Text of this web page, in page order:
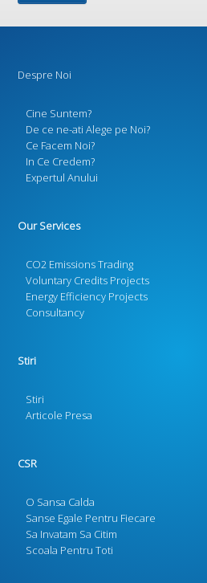
Despre Noi
Cine Suntem?
De ce ne-ati Alege pe Noi?
Ce Facem Noi?
In Ce Credem?
Expertul Anului
Our Services
CO2 Emissions Trading
Voluntary Credits Projects
Energy Efficiency Projects
Consultancy
Stiri
Stiri
Articole Presa
CSR
O Sansa Calda
Sanse Egale Pentru Fiecare
Sa Invatam Sa Citim
Scoala Pentru Toti